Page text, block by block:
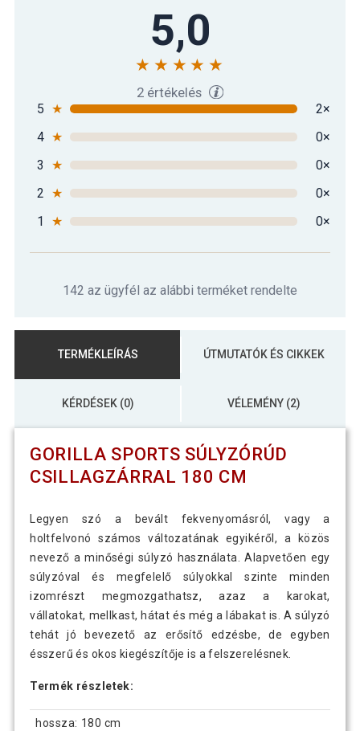
5,0
2 értékelés
5 ★
2×
4 ★
0×
3
★
0×
2 ★
0×
1
★ 0×
142 az ügyfél az alábbi terméket rendelte
TERMÉKLEÍRÁS ÚTMUTATÓK ÉS CIKKEK
KÉRDÉSEK (0) VÉLEMÉNY (2)
GORILLA SPORTS SÚLYZÓRÚD
CSILLAGZÁRRAL 180 CM
Legyen szó a bevált fekvenyomásról, vagy a
holtfelvonó számos változatának egyikéről, a közös
nevező a minőségi súlyzó használata. Alapvetően egy
súlyzóval és megfelelő súlyokkal szinte minden
izomrészt megmozgathatsz, azaz a karokat,
vállatokat, mellkast, hátat és még a lábakat is. A súlyzó
tehát jó bevezető az erősítő edzésbe, de egyben
ésszerű és okos kiegészítője is a felszerelésnek.
Termék részletek:
hossza: 180 cm